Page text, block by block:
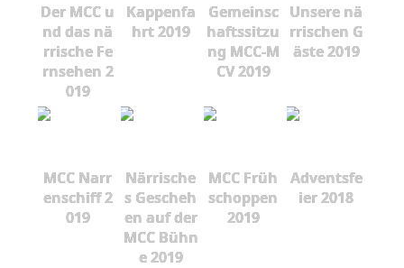
Der MCC u
nd das nä
rrische Fe
rnsehen 2
019
Kappenfa
hrt 2019
Gemeinsc
haftssitzu
ng MCC-M
CV 2019
Unsere nä
rrischen G
äste 2019
MCC Narr
enschiff 2
019
Närrische
s Gescheh
en auf der
MCC Bühn
e 2019
MCC Früh
schoppen
2019
Adventsfe
ier 2018